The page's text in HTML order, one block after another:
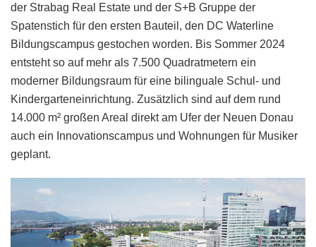
der Strabag Real Estate und der S+B Gruppe der
Spatenstich für den ersten Bauteil, den DC Waterline
Bildungscampus gestochen worden. Bis Sommer 2024
entsteht so auf mehr als 7.500 Quadratmetern ein
moderner Bildungsraum für eine bilinguale Schul- und
Kindergarteneinrichtung. Zusätzlich sind auf dem rund
14.000 m² großen Areal direkt am Ufer der Neuen Donau
auch ein Innovationscampus und Wohnungen für Musiker
geplant.